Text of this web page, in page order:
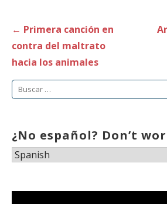
Navegación
de
entradas
← Primera canción en
contra del maltrato
hacia los animales
Buscar:
¿No español? Don’t